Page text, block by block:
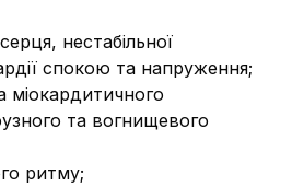
нестабільної
спокою та напруження;
міокардитичного
та вогнищевого
ритму;